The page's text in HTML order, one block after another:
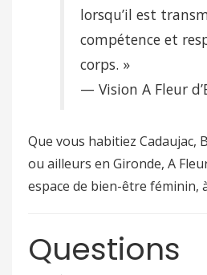
lorsqu’il est
compétence et
corps. »
— Vision A Fleur
Que vous habitiez Cadaujac,
ou ailleurs en Gironde, A
espace de bien-être féminin,
Questions